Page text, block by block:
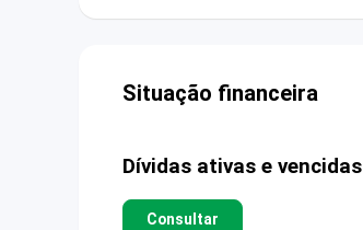
Situação financeira
Dívidas ativas e vencidas
Consultar